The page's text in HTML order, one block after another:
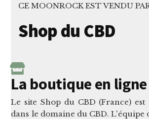
CE MOONROCK EST VENDU
Shop du CBD
La boutique en ligne
Le site Shop du CBD (France)
dans le domaine du CBD. L'équipe